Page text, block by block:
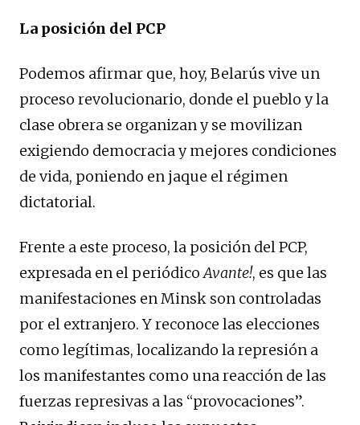
La posición del PCP
Podemos afirmar que, hoy, Belarús vive un
proceso revolucionario, donde el pueblo y la
clase obrera se organizan y se movilizan
exigiendo democracia y mejores condiciones
de vida, poniendo en jaque el régimen
dictatorial.
Frente a este proceso, la posición del PCP,
expresada en el periódicoAvante!, es que las
manifestaciones en Minsk son controladas
por el extranjero. Y reconoce las elecciones
como legítimas, localizando la represión a
los manifestantes como una reacción de las
fuerzas represivas a las “provocaciones”.